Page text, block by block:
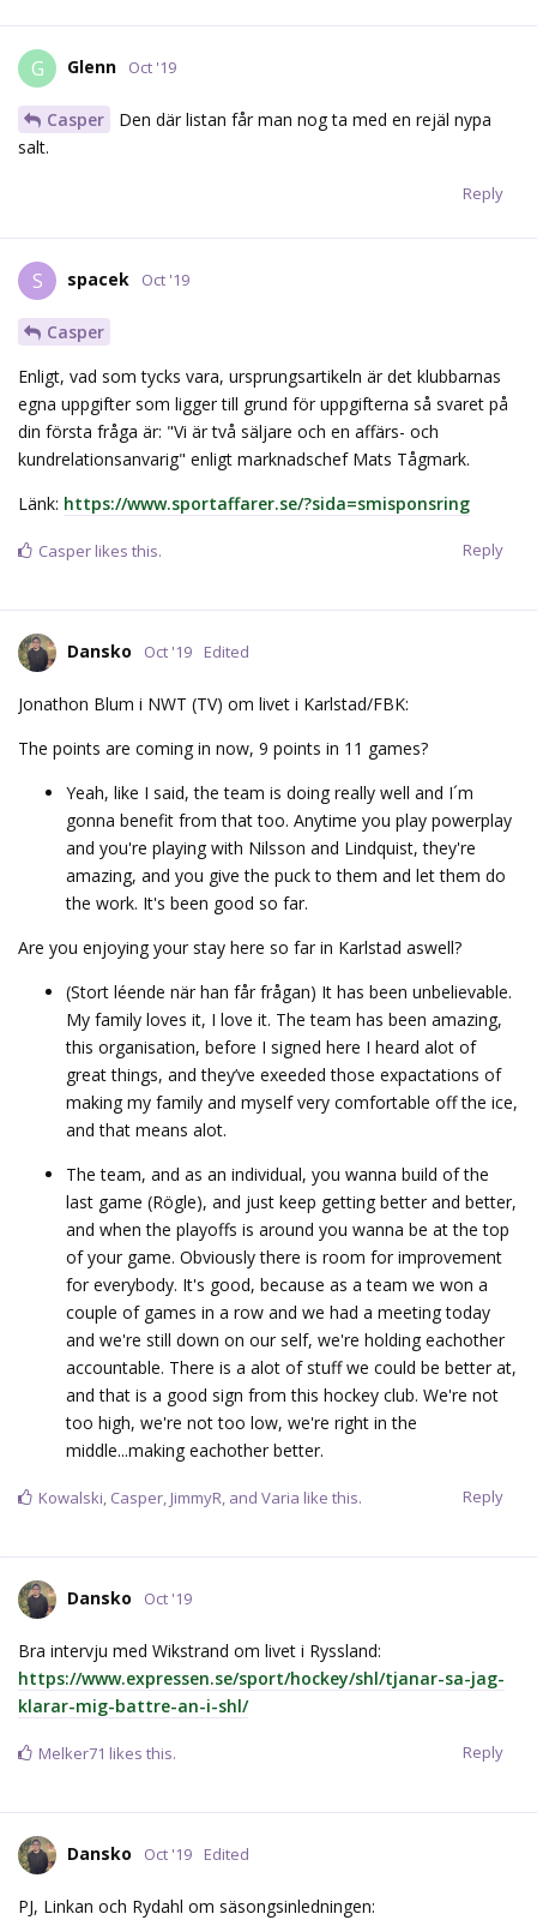
G Glenn Oct '19
Casper
Den där listan får man nog ta med en rejäl nypa
salt.
Reply
S spacek Oct '19
Casper
Enligt, vad som tycks vara, ursprungsartikeln är det klubbarnas
egna uppgifter som ligger till grund för uppgifterna så svaret på
din första fråga är: "Vi är två säljare och en affärs- och
kundrelationsanvarig" enligt marknadschef Mats Tågmark.
Länk: https://www.sportaffarer.se/?sida=smisponsring
Reply
Casper likes this.
Dansko Oct '19 Edited
Jonathon Blum i NWT (TV) om livet i Karlstad/FBK:
The points are coming in now, 9 points in 11 games?
Yeah, like I said, the team is doing really well and I´m
gonna benefit from that too. Anytime you play powerplay
and you're playing with Nilsson and Lindquist, they're
amazing, and you give the puck to them and let them do
the work. It's been good so far.
Are you enjoying your stay here so far in Karlstad aswell?
(Stort léende när han får frågan) It has been unbelievable.
My family loves it, I love it. The team has been amazing,
this organisation, before I signed here I heard alot of
great things, and they’ve exeeded those expactations of
making my family and myself very comfortable off the ice,
and that means alot.
The team, and as an individual, you wanna build of the
last game (Rögle), and just keep getting better and better,
and when the playoffs is around you wanna be at the top
of your game. Obviously there is room for improvement
for everybody. It's good, because as a team we won a
couple of games in a row and we had a meeting today
and we're still down on our self, we're holding eachother
accountable. There is a alot of stuff we could be better at,
and that is a good sign from this hockey club. We're not
too high, we're not too low, we're right in the
middle...making eachother better.
Reply
Kowalski, Casper, JimmyR, and Varia like this.
Dansko Oct '19
Bra intervju med Wikstrand om livet i Ryssland:
https://www.expressen.se/sport/hockey/shl/tjanar-sa-jag-
klarar-mig-battre-an-i-shl/
Reply
Melker71 likes this.
Dansko Oct '19 Edited
PJ, Linkan och Rydahl om säsongsinledningen: